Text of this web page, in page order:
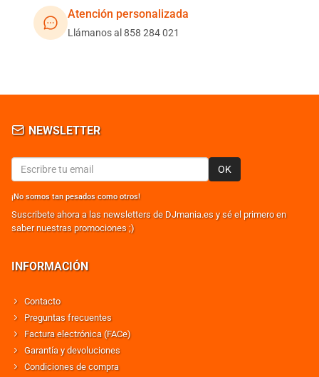
Atención personalizada
Llámanos al 858 284 021
NEWSLETTER
OK
¡No somos tan pesados como otros!
Suscribete ahora a las newsletters de DJmania.es y sé el primero en
saber nuestras promociones ;)
INFORMACIÓN
Contacto
Preguntas frecuentes
Factura electrónica (FACe)
Garantía y devoluciones
Condiciones de compra